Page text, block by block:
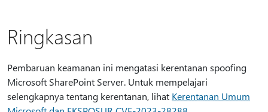
Ringkasan
Pembaruan keamanan ini mengatasi kerentanan spoofing
Microsoft SharePoint Server. Untuk mempelajari
selengkapnya tentang kerentanan, lihat Kerentanan Umum